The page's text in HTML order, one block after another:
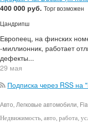
400 000 руб. Торг возможен
Цандрипш
Европеец, на финских
-миллионник, работает
дефекты...
29 мая
Подписка через RSS на
Авто, Легковые автомобили,
Недвижимость , авто, работа,